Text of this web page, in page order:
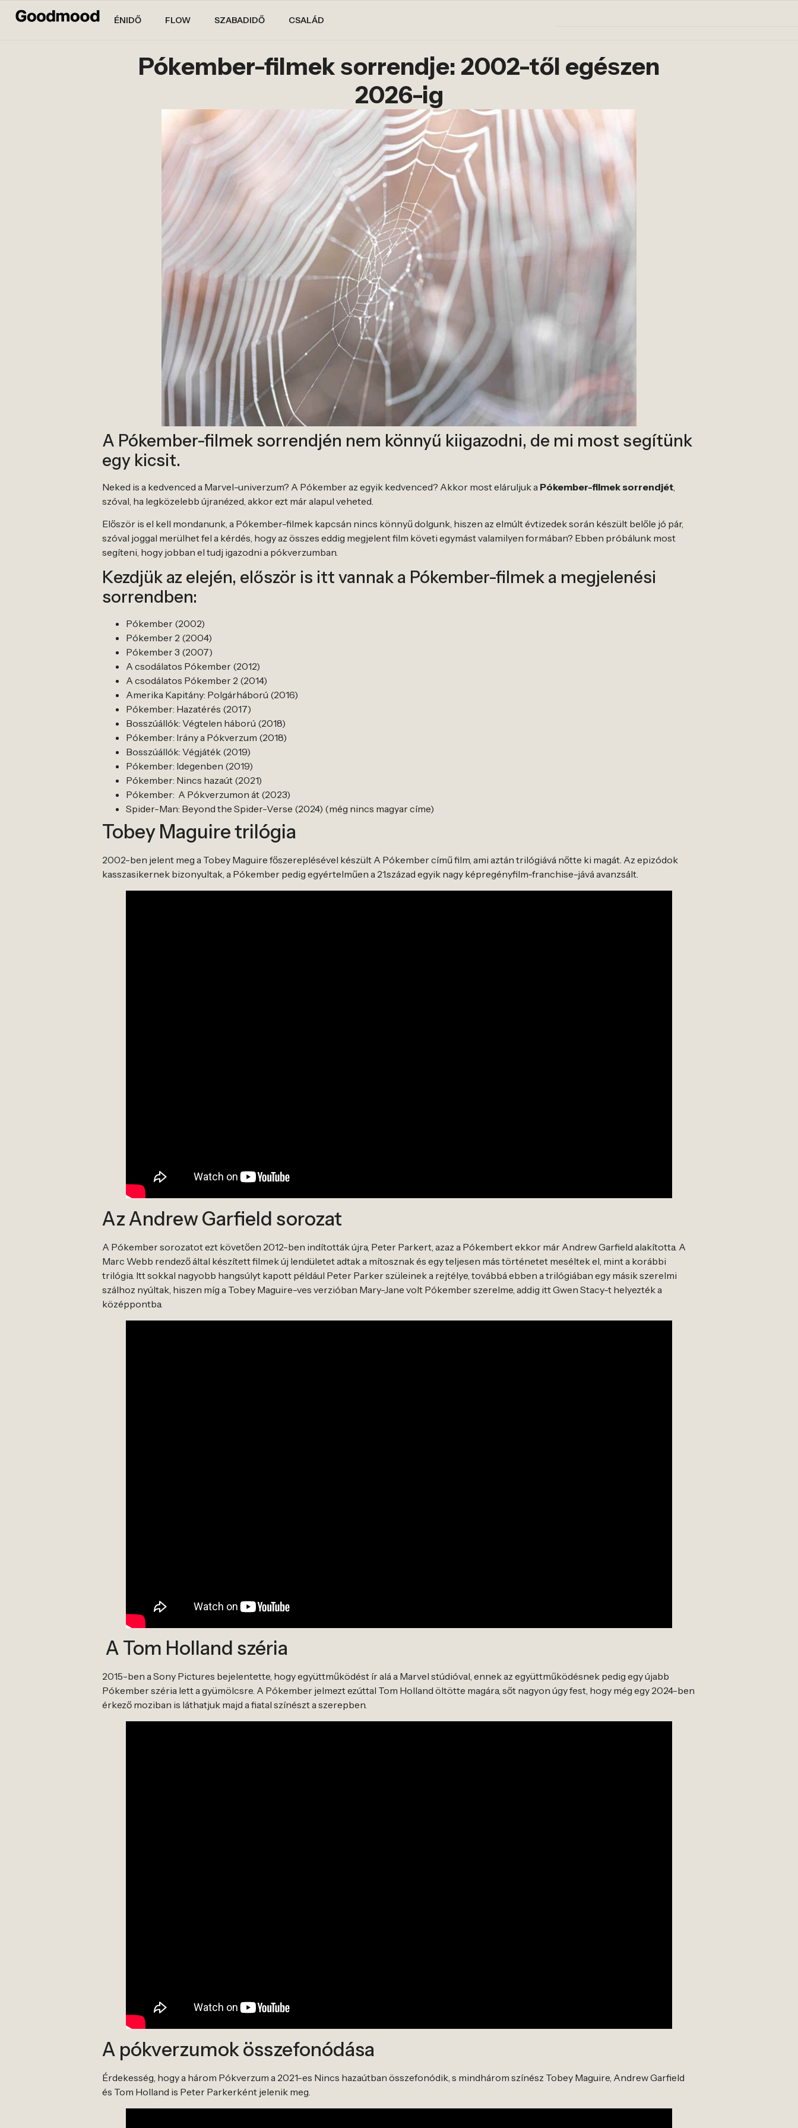
ÉNIDŐ FLOW SZABADIDŐ CSALÁD
Pókember-filmek sorrendje: 2002-től egészen
2026-ig
A Pókember-filmek sorrendjén nem könnyű kiigazodni, de mi most segítünk
egy kicsit.
Neked is a kedvenced a Marvel-univerzum? A Pókember az egyik kedvenced? Akkor most eláruljuk a Pókember-filmek sorrendjét
szóval, ha legközelebb újranézed, akkor ezt már alapul veheted.
Először is el kell mondanunk, a Pókember-filmek kapcsán nincs könnyű dolgunk, hiszen az elmúlt évtizedek során készült belőle jó pár,
szóval joggal merülhet fel a kérdés, hogy az összes eddig megjelent film követi egymást valamilyen formában? Ebben próbálunk most
segíteni, hogy jobban el tudj igazodni a pókverzumban.
Kezdjük az elején, először is itt vannak a Pókember-filmek a megjelenési
sorrendben:
Pókember (2002)
Pókember 2 (2004)
Pókember 3 (2007)
A csodálatos Pókember (2012)
A csodálatos Pókember 2 (2014)
Amerika Kapitány: Polgárháború (2016)
Pókember: Hazatérés (2017)
Bosszúállók: Végtelen háború (2018)
Pókember: Irány a Pókverzum (2018)
Bosszúállók: Végjáték (2019)
Pókember: Idegenben (2019)
Pókember: Nincs hazaút (2021)
Pókember: A Pókverzumon át (2023)
Spider-Man: Beyond the Spider-Verse (2024) (még nincs magyar címe)
Tobey Maguire trilógia
2002-ben jelent meg a Tobey Maguire főszereplésével készült A Pókember című film, ami aztán trilógiává nőtte ki magát. Az epizódok
kasszasikernek bizonyultak, a Pókember pedig egyértelműen a 21.század egyik nagy képregényfilm-franchise-jává avanzsált.
Az Andrew Garfield sorozat
A Pókember sorozatot ezt követően 2012-ben indították újra, Peter Parkert, azaz a Pókembert ekkor már Andrew Garfield alakította. A
Marc Webb rendező által készített filmek új lendületet adtak a mítosznak és egy teljesen más történetet meséltek el, mint a korábbi
trilógia. Itt sokkal nagyobb hangsúlyt kapott például Peter Parker szüleinek a rejtélye, továbbá ebben a trilógiában egy másik szerelmi
szálhoz nyúltak, hiszen míg a Tobey Maguire-ves verzióban Mary-Jane volt Pókember szerelme, addig itt Gwen Stacy-t helyezték a
középpontba.
A Tom Holland széria
2015-ben a Sony Pictures bejelentette, hogy együttműködést ír alá a Marvel stúdióval, ennek az együttműködésnek pedig egy újabb
Pókember széria lett a gyümölcsre. A Pókember jelmezt ezúttal Tom Holland öltötte magára, sőt nagyon úgy fest, hogy még egy 2024-ben
érkező moziban is láthatjuk majd a fiatal színészt a szerepben.
A pókverzumok összefonódása
Érdekesség, hogy a három Pókverzum a 2021-es Nincs hazaútban összefonódik, s mindhárom színész Tobey Maguire, Andrew Garfield
és Tom Holland is Peter Parkerként jelenik meg.